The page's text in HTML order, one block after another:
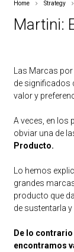
Home Strategy
Martini:
Las Marcas
de significados
valor y
A veces, en los
obviar una de
Producto.
Lo hemos
grandes
producto que
de sustentarla
De lo
encontramos